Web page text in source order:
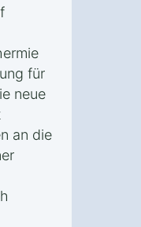
für
neue
an die